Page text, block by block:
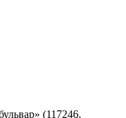
(117246,